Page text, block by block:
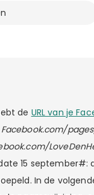
de URL van je
Facebook.com/
15 september#:
In de